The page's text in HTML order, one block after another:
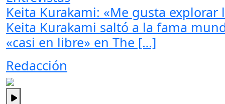
Keita Kurakami: «Me gusta
Keita Kurakami saltó a la fama
«casi en libre» en The […]
Redacción